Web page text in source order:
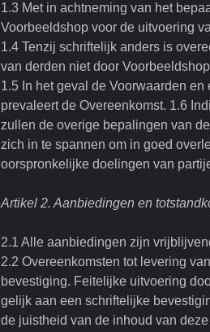
1.3 Met in achtneming van het
Voorbeeldshop voor de uitvoering
1.4 Tenzij schriftelijk anders is
van derden niet door
1.5 In het geval de Voorwaarden
prevaleert de Overeenkomst. 1.6
zullen de overige bepalingen van
zich in te spannen om in goed
oorspronkelijke doelingen van
Artikel 2. Aanbiedingen en
2.1 Alle aanbiedingen zijn
2.2 Overeenkomsten tot levering
bevestiging. Feitelijke uitvoering
gelijk aan een schriftelijke
de juistheid van de inhoud van